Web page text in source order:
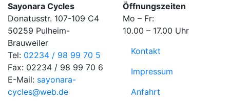
Sayonara Cycles
Donatusstr. 107-109 C4
50259 Pulheim-
Brauweiler
Tel: 02234 / 98 99 70 5
Fax: 02234 / 98 99 70 6
E-Mail: sayonara-
cycles@web.de
Öffnungszeiten
Mo – Fr:
10.00 – 17.00 Uhr
Kontakt
Impressum
Anfahrt